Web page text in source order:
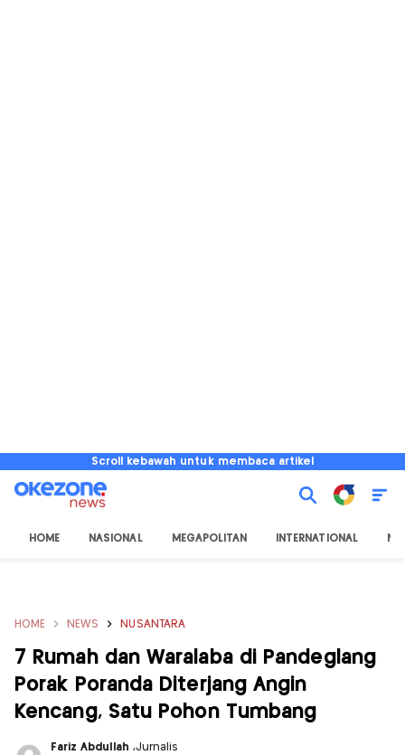
Scroll kebawah untuk membaca artikel
HOME NASIONAL MEGAPOLITAN INTERNATIONAL
HOME NEWS NUSANTARA
7 Rumah dan Waralaba di Pandeglang
Porak Poranda Diterjang Angin
Kencang, Satu Pohon Tumbang
Fariz Abdullah ,Jurnalis